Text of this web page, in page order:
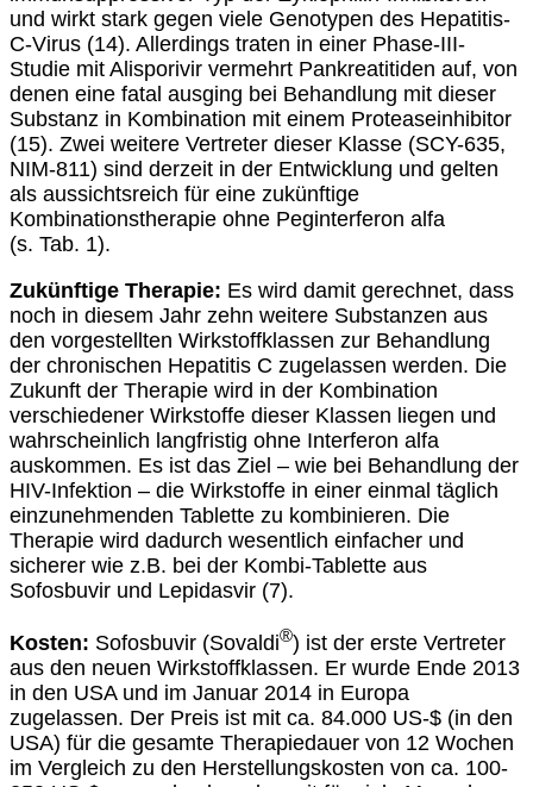
und wirkt stark gegen viele Genotypen des Hepatitis-
C-Virus (14). Allerdings traten in einer Phase-III-
Studie mit Alisporivir vermehrt Pankreatitiden auf, von
denen eine fatal ausging bei Behandlung mit dieser
Substanz in Kombination mit einem Proteaseinhibitor
(15). Zwei weitere Vertreter dieser Klasse (SCY-635,
NIM-811) sind derzeit in der Entwicklung und gelten
als aussichtsreich für eine zukünftige
Kombinationstherapie ohne Peginterferon alfa
(s. Tab. 1).
Zukünftige Therapie: Es wird damit gerechnet, dass
noch in diesem Jahr zehn weitere Substanzen aus
den vorgestellten Wirkstoffklassen zur Behandlung
der chronischen Hepatitis C zugelassen werden. Die
Zukunft der Therapie wird in der Kombination
verschiedener Wirkstoffe dieser Klassen liegen und
wahrscheinlich langfristig ohne Interferon alfa
auskommen. Es ist das Ziel – wie bei Behandlung der
HIV-Infektion – die Wirkstoffe in einer einmal täglich
einzunehmenden Tablette zu kombinieren. Die
Therapie wird dadurch wesentlich einfacher und
sicherer wie z.B. bei der Kombi-Tablette aus
Sofosbuvir und Lepidasvir (7).
Kosten: Sofosbuvir (Sovaldi®) ist der erste Vertreter
aus den neuen Wirkstoffklassen. Er wurde Ende 2013
in den USA und im Januar 2014 in Europa
zugelassen. Der Preis ist mit ca. 84.000 US-$ (in den
USA) für die gesamte Therapiedauer von 12 Wochen
im Vergleich zu den Herstellungskosten von ca. 100-